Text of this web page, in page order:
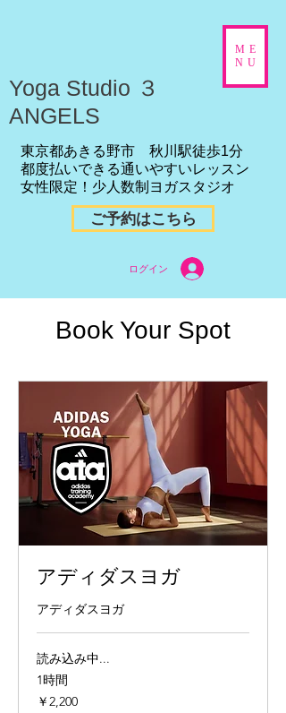
東京都あきる野市 秋川駅徒歩1分
都度払いできる通いやすいレッスン
女性限定！少人数制ヨガスタジオ
​Yoga Studio ３
ANGELS
ログイン
ご予約はこちら
ME
NU
Book Your Spot
アディダスヨガ
アディダスヨガ
読み込み中...
1時間
2,200
円
￥2,200